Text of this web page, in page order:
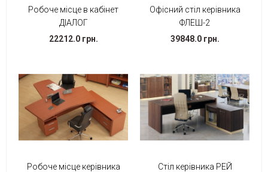
Робоче місце в кабінет
ДІАЛОГ
22212.0 грн.
Офісний стіл керівника
ФЛЕШ-2
39848.0 грн.
Робоче місце керівника
Стіл керівника РЕЙ